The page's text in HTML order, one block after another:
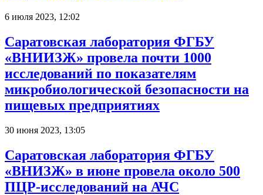
6 июля 2023, 12:02
Саратовская лаборатория ФГБУ
«ВНИИЗЖ» провела почти 1000
исследований по показателям
микробиологической безопасности на
пищевых предприятиях
30 июня 2023, 13:05
Саратовская лаборатория ФГБУ
«ВНИЗЖ» в июне провела около 500
ПЦР-исследований на АЧС